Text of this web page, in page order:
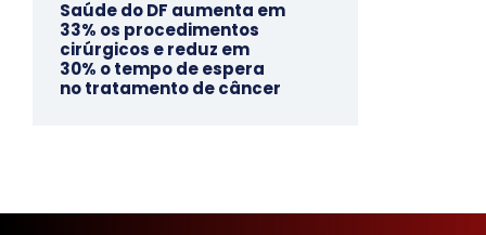
Saúde do DF aumenta em
33% os procedimentos
cirúrgicos e reduz em
30% o tempo de espera
no tratamento de câncer